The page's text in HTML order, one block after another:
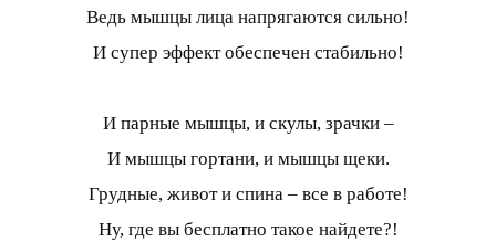
Ведь мышцы лица напрягаются сильно!
И супер эффект обеспечен стабильно!
И парные мышцы, и скулы, зрачки –
И мышцы гортани, и мышцы щеки.
Грудные, живот и спина – все в работе!
Ну, где вы бесплатно такое найдете?!